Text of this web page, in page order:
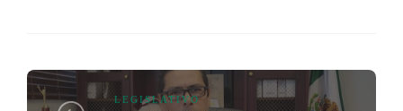
LEGISLATIVO